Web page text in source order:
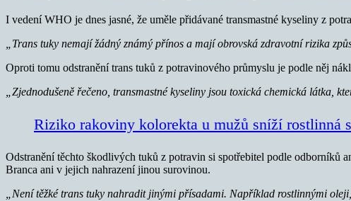
I vedení WHO je dnes jasné, že uměle přidávané transmastné kyseliny z
„Trans tuky nemají žádný známý přínos a mají obrovská zdravotní rizika
Oproti tomu odstranění trans tuků z potravinového průmyslu je podle něj
„Zjednodušeně řečeno, transmastné kyseliny jsou toxická chemická látka,
Riziko rakoviny kolorekta u mužů sníží rostlinná
Odstranění těchto škodlivých tuků z potravin si spotřebitel podle odborníků
Branca ani v jejich nahrazení jinou surovinou.
„Není těžké trans tuky nahradit jinými přísadami. Například rostlinnými